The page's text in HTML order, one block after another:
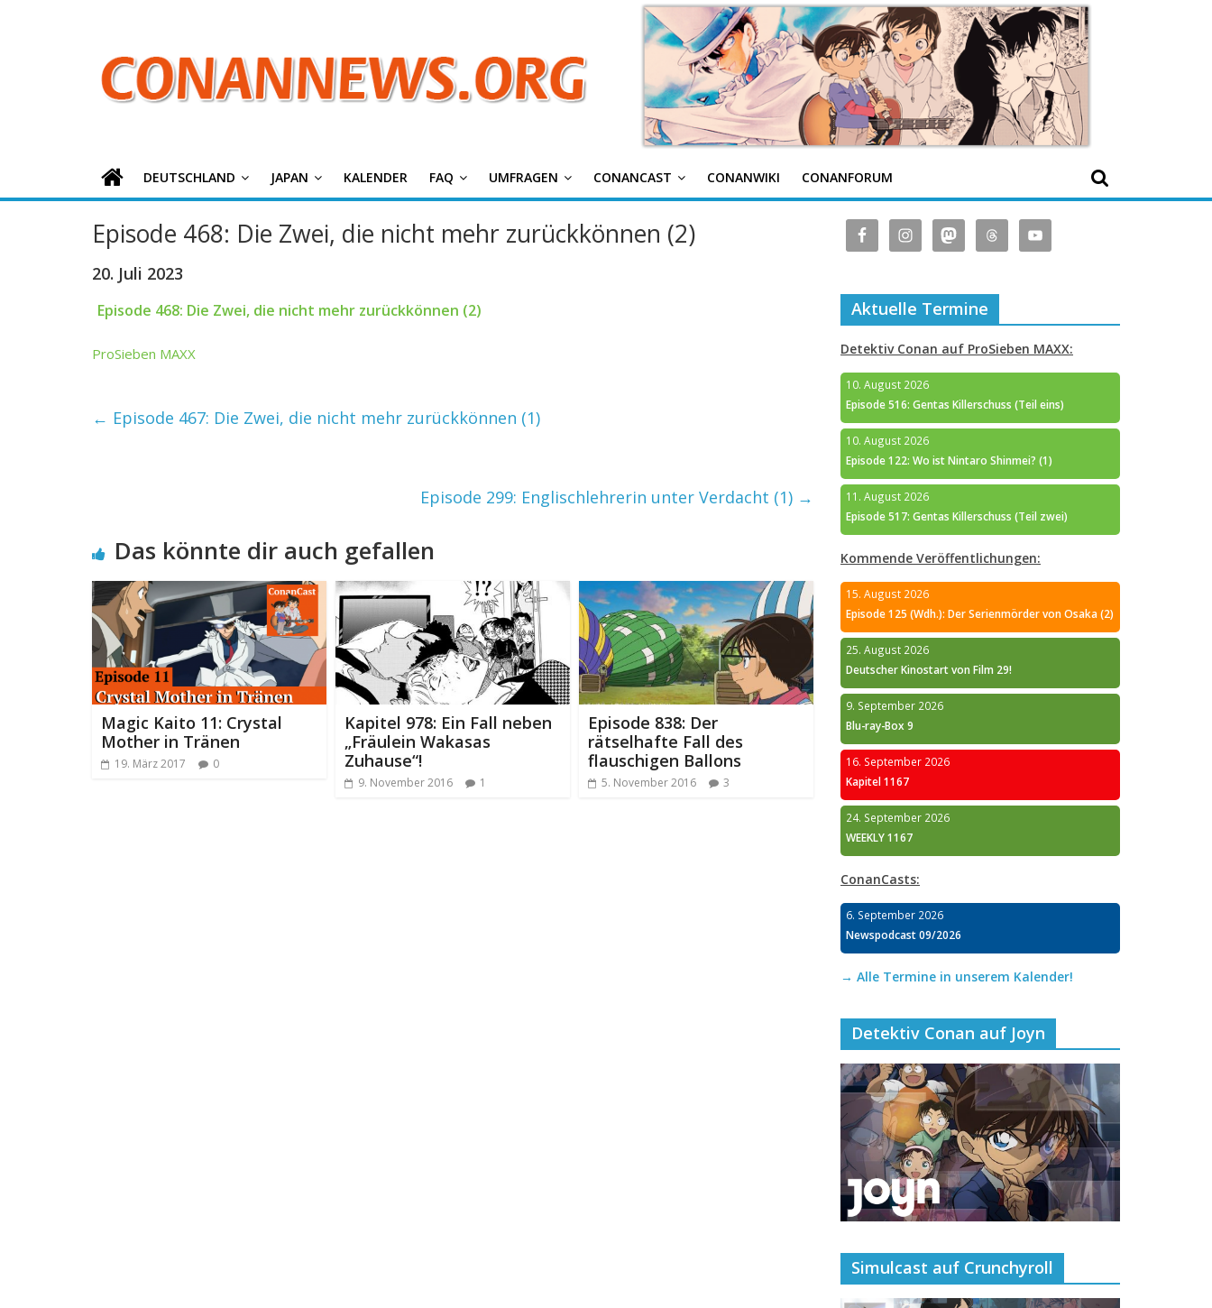
Detektiv
Conan
News
DEUTSCHLAND JAPAN KALENDER FAQ UMFRAGEN CONANCAST CONANWIKI CONANFORUM
Episode 468: Die Zwei, die nicht mehr zurückkönnen (2)
20. Juli 2023
Episode 468: Die Zwei, die nicht mehr zurückkönnen (2)
ProSieben MAXX
← Episode 467: Die Zwei, die nicht mehr zurückkönnen (1)
Episode 299: Englischlehrerin unter Verdacht (1) →
Das könnte dir auch gefallen
Magic Kaito 11: Crystal
Mother in Tränen
19. März 2017 0
Kapitel 978: Ein Fall neben
„Fräulein Wakasas
Zuhause“!
9. November 2016 1
Episode 838: Der
rätselhafte Fall des
flauschigen Ballons
5. November 2016 3
Aktuelle Termine
Detektiv Conan auf ProSieben MAXX:
10. August 2026
Episode 516: Gentas Killerschuss (Teil eins)
10. August 2026
Episode 122: Wo ist Nintaro Shinmei? (1)
11. August 2026
Episode 517: Gentas Killerschuss (Teil zwei)
Kommende Veröffentlichungen:
15. August 2026
Episode 125 (Wdh.): Der Serienmörder von Osaka (2)
25. August 2026
Deutscher Kinostart von Film 29!
9. September 2026
Blu-ray-Box 9
16. September 2026
Kapitel 1167
24. September 2026
WEEKLY 1167
ConanCasts:
6. September 2026
Newspodcast 09/2026
→ Alle Termine in unserem Kalender!
Detektiv Conan auf Joyn
Simulcast auf Crunchyroll